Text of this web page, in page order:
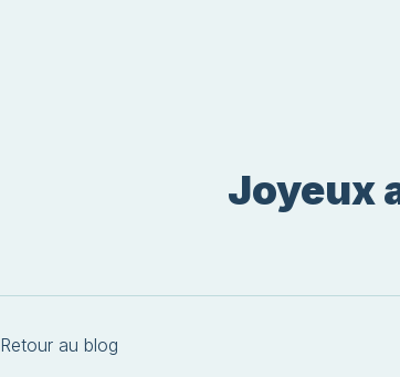
Joyeux
Retour au blog